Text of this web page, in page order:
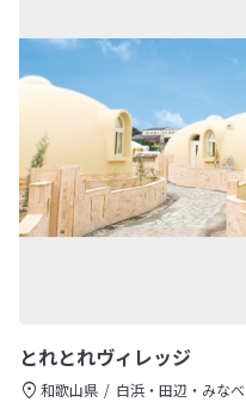
とれとれヴィレッジ
和歌山県 白浜・田辺・みなべ